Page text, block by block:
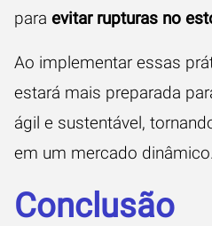
para evitar rupturas no
Ao implementar essas
estará mais preparada
ágil e sustentável,
em um mercado dinâmico.
Conclusão